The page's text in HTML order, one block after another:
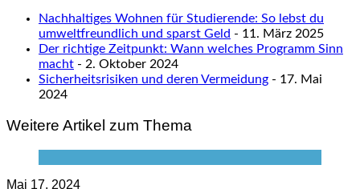
Nachhaltiges Wohnen für Studierende: So lebst du
umweltfreundlich und sparst Geld - 11. März 2025
Der richtige Zeitpunkt: Wann welches Programm Sinn
macht - 2. Oktober 2024
Sicherheitsrisiken und deren Vermeidung - 17. Mai
2024
Weitere Artikel zum Thema
Mai 17, 2024